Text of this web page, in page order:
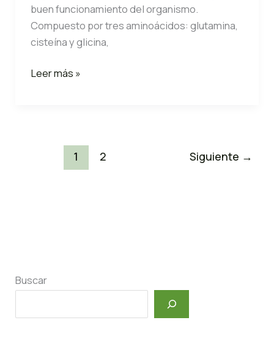
Buscar
buen funcionamiento del organismo.
Compuesto por tres aminoácidos: glutamina,
cisteína y glicina,
Beneficios
Humano
Leer más »
1 2 Siguiente →